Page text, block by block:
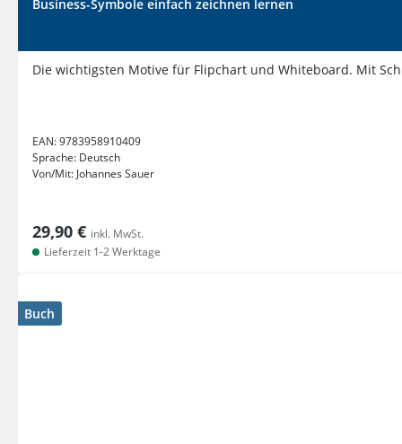
Business-Symbole einfach zeichnen lernen
Die wichtigsten Motive für Flipchart und Whiteboard. Mit
EAN:9783958910409
Sprache: Deutsch
Von/Mit: Johannes Sauer
29,90 € inkl. MwSt.
Lieferzeit 1-2 Werktage
Buch